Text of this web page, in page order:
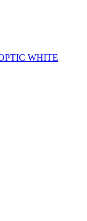
WHITE